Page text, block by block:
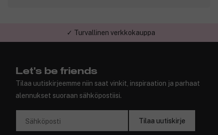
✓ Turvallinen verkkokauppa
Let's be friends
Tilaa uutiskirjeemme niin saat vinkit, inspiraation ja parhaat
alennukset suoraan sähköpostiisi.
Sähköposti Tilaa uutiskirje